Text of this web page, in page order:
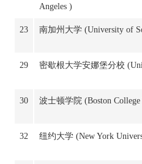
Angeles )
23 南加州大学 (University of
29 密歇根大学安娜堡分校
30 波士顿学院 (Boston College
32 纽约大学 (New York